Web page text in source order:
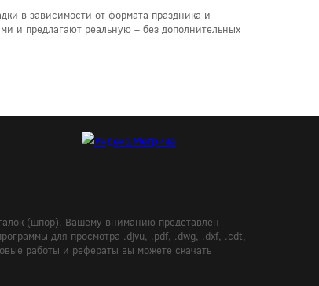
в зависимости от формата праздника и
и предлагают реальную – без дополнительных
(шпор). Вашему вниманию представлен
для просмотра .djvu, .pdf, .dwg, .dxf, .cdt,
работы и рефераты вы можете скачать